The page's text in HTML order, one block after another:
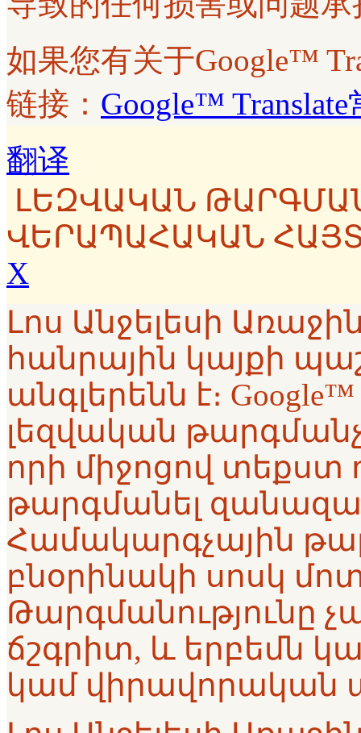
如果您有关于Google™
链接： Google™
翻译
ԼԵԶՎԱԿԱՆ
ՎԵՐԱՊԱՀԱԿԱՆ
X
Լոս Անջելեսի
հանրային կայքի
անգլերենն է։
լեզվական
որի միջոցով տեքստ
թարգմանել զանազան
Համակարգչային
բնօրինակի սոսկ
Թարգմանությունը
ճշգրիտ, և երբեմն
կամ վիրավորական